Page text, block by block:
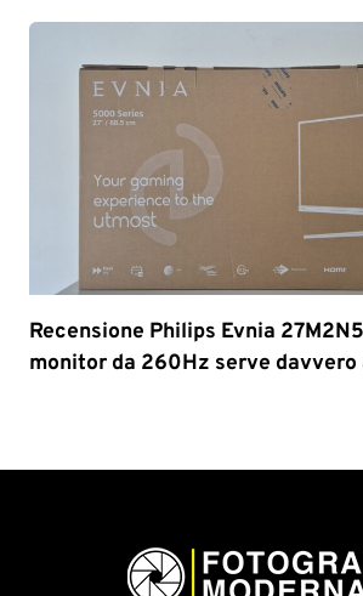
Recensione Philips Evnia
monitor da 260Hz serve davvero